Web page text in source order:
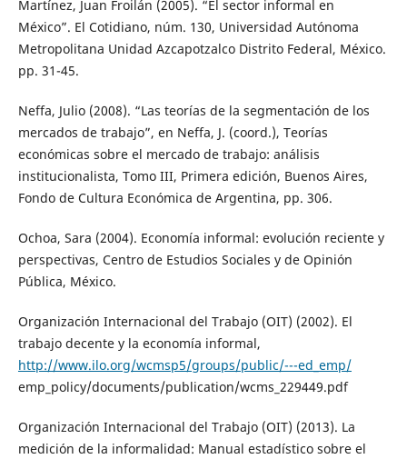
Martínez, Juan Froilán (2005). “El sector informal en
México”. El Cotidiano, núm. 130, Universidad Autónoma
Metropolitana Unidad Azcapotzalco Distrito Federal, México.
pp. 31-45.
Neffa, Julio (2008). “Las teorías de la segmentación de los
mercados de trabajo”, en Neffa, J. (coord.), Teorías
económicas sobre el mercado de trabajo: análisis
institucionalista, Tomo III, Primera edición, Buenos Aires,
Fondo de Cultura Económica de Argentina, pp. 306.
Ochoa, Sara (2004). Economía informal: evolución reciente y
perspectivas, Centro de Estudios Sociales y de Opinión
Pública, México.
Organización Internacional del Trabajo (OIT) (2002). El
trabajo decente y la economía informal,
http://www.ilo.org/wcmsp5/groups/public/---ed_emp/
emp_policy/documents/publication/wcms_229449.pdf
Organización Internacional del Trabajo (OIT) (2013). La
medición de la informalidad: Manual estadístico sobre el